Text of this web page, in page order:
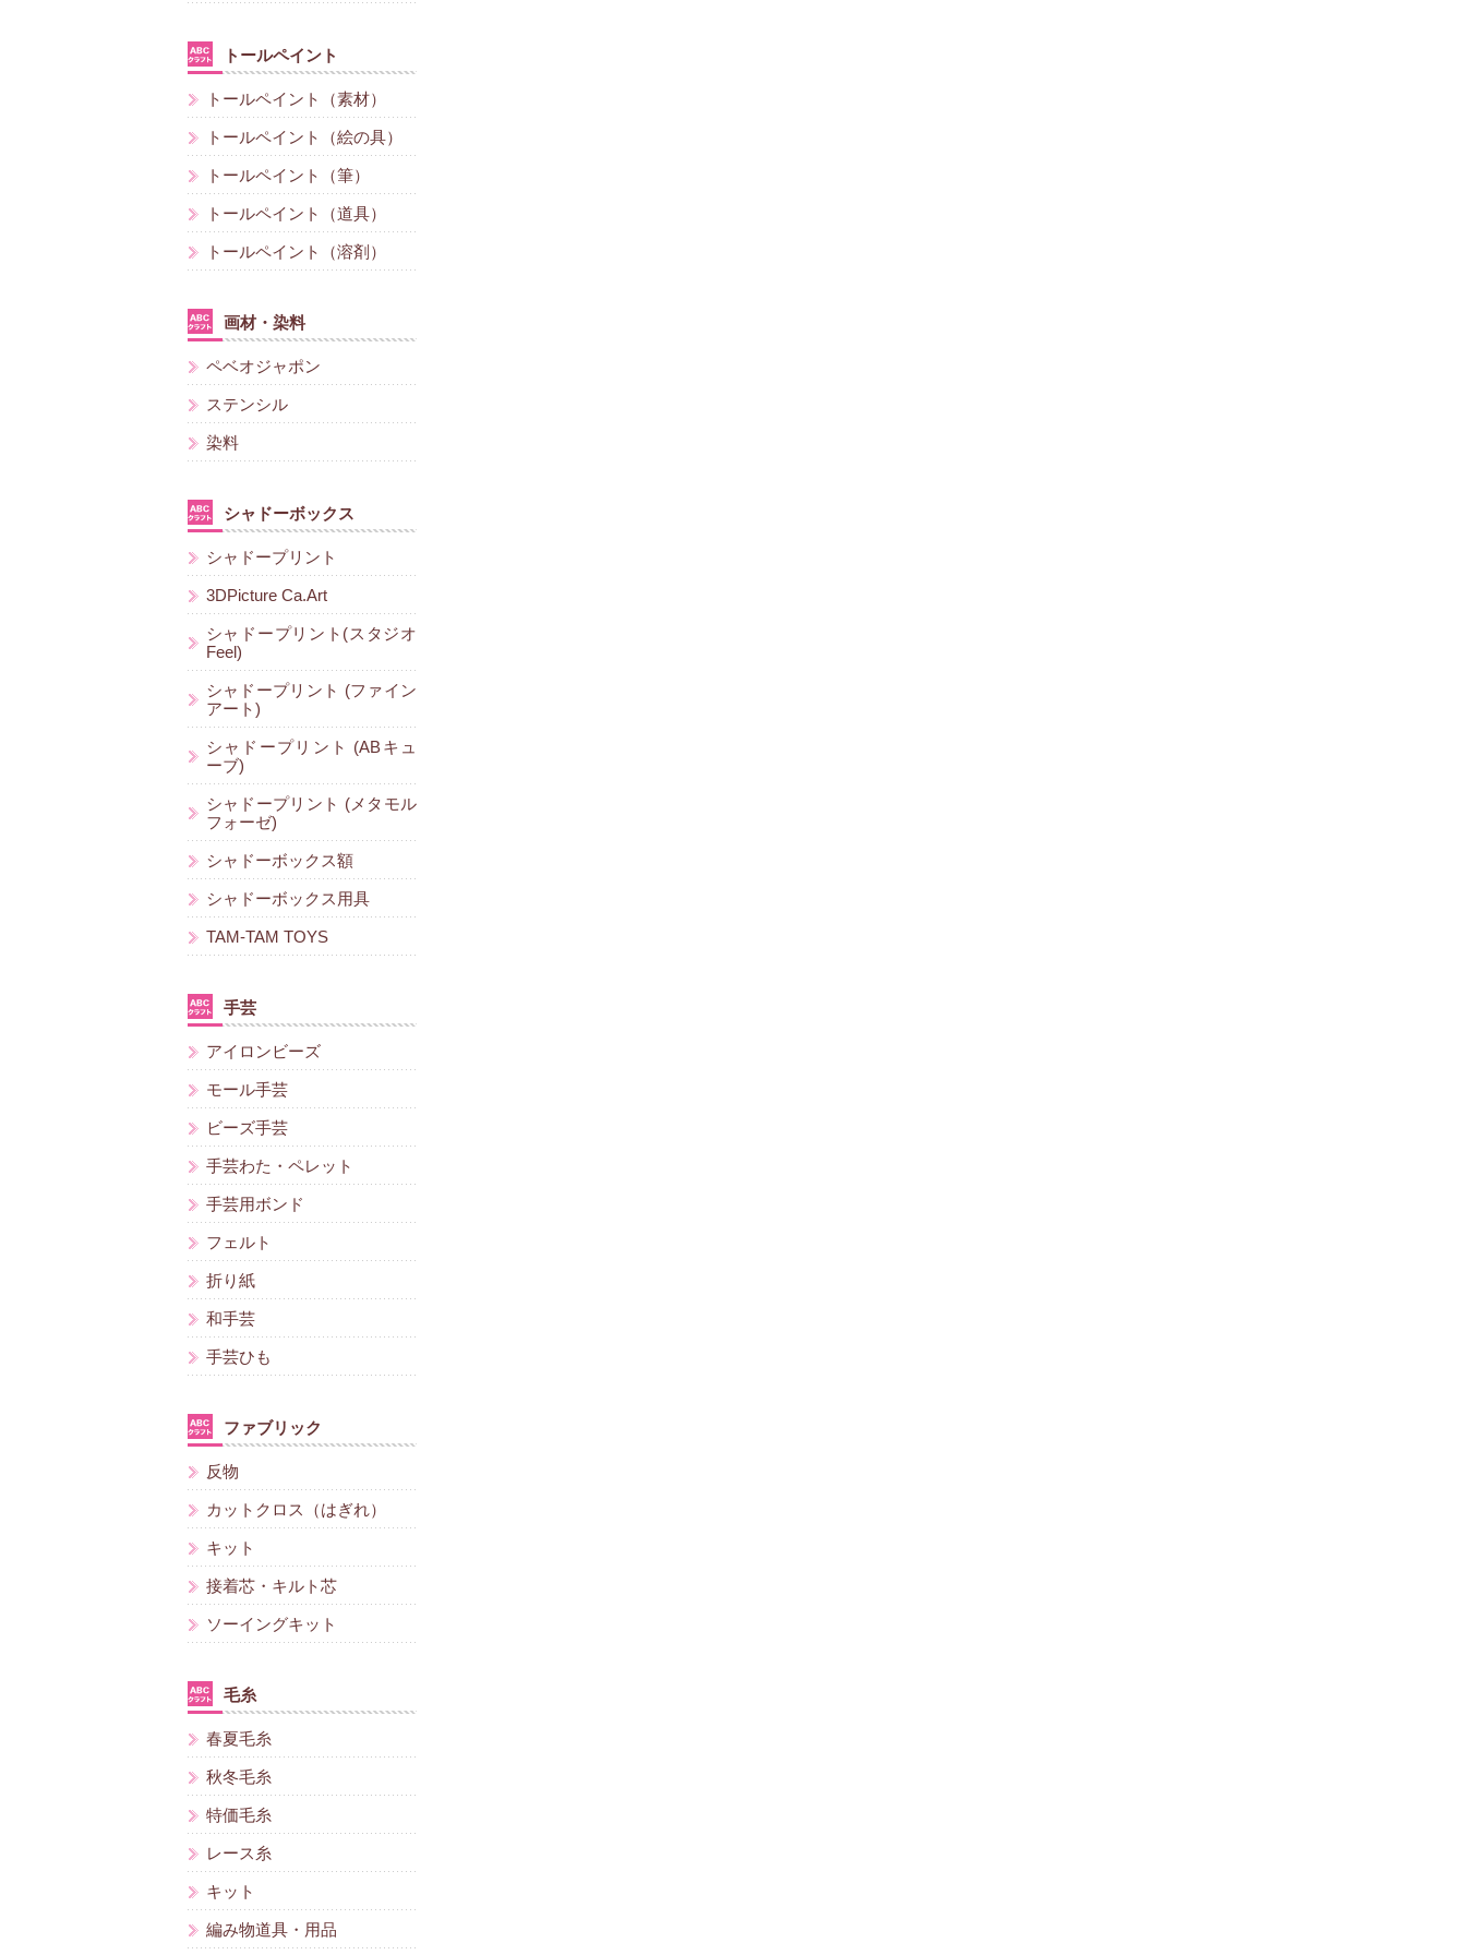
トールペイント
トールペイント（素材）
トールペイント（絵の具）
トールペイント（筆）
トールペイント（道具）
トールペイント（溶剤）
画材・染料
ペベオジャポン
ステンシル
染料
シャドーボックス
シャドープリント
3DPicture Ca.Art
シャドープリント(スタジオ
Feel)
シャドープリント (ファイン
アート)
シャドープリント (ABキュ
ーブ)
シャドープリント (メタモル
フォーゼ)
シャドーボックス額
シャドーボックス用具
TAM-TAM TOYS
手芸
アイロンビーズ
モール手芸
ビーズ手芸
手芸わた・ペレット
手芸用ボンド
フェルト
折り紙
和手芸
手芸ひも
ファブリック
反物
カットクロス（はぎれ）
キット
接着芯・キルト芯
ソーイングキット
毛糸
春夏毛糸
秋冬毛糸
特価毛糸
レース糸
キット
編み物道具・用品